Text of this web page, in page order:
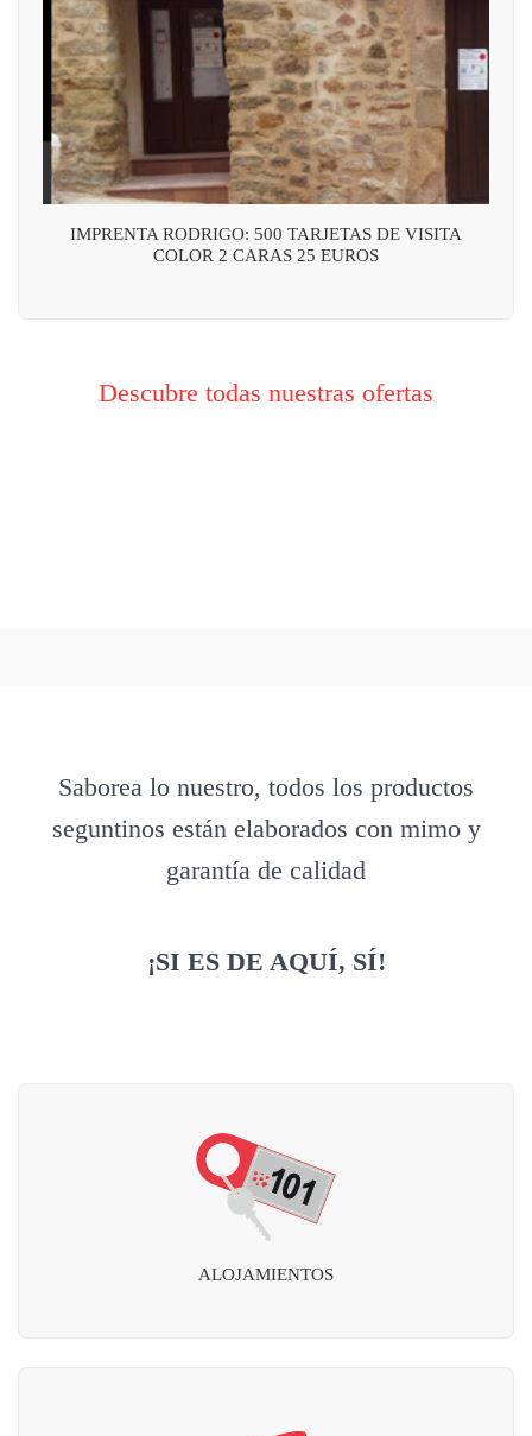
IMPRENTA RODRIGO: 500 TARJETAS DE VISITA
COLOR 2 CARAS 25 EUROS
Descubre todas nuestras ofertas
Saborea lo nuestro, todos los productos
seguntinos están elaborados con mimo y
garantía de calidad
¡SI ES DE AQUÍ, SÍ!
ALOJAMIENTOS